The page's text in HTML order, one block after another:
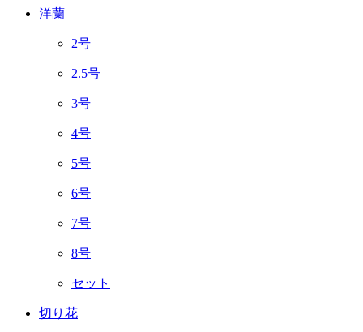
洋蘭
2号
2.5号
3号
4号
5号
6号
7号
8号
セット
切り花